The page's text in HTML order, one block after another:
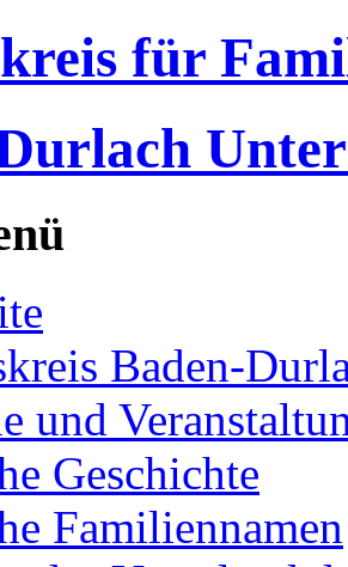
für
Baden-
und
Geschichte
Familiennamen